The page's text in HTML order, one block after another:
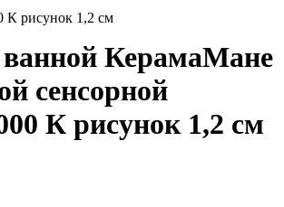
К рисунок 1,2 см
ванной КерамаМане
сенсорной
К рисунок 1,2 см